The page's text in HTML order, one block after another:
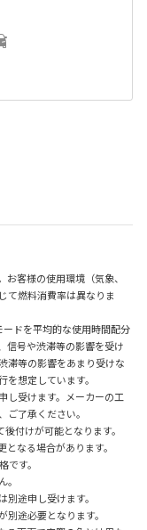
客様の使用環境（気象、
て燃料消費率は異なりま
ドを平均的な使用時間配分
信号や渋滞等の影響を受け
滞等の影響をあまり受けな
想定しています。
し受けます。メーカーの工
了承ください。
付けが可能となります。
なる場合があります。
す。
途申し受けます。
途必要となります。